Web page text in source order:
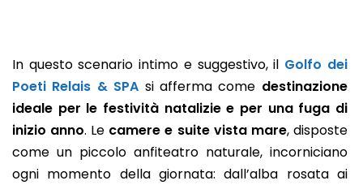
In questo scenario intimo e suggestivo, il Golfo dei
Poeti Relais & SPA si afferma come destinazione
ideale per le festività natalizie e per una fuga di
inizio anno. Le camere e suite vista mare, disposte
come un piccolo anfiteatro naturale, incorniciano
ogni momento della giornata: dall’alba rosata ai